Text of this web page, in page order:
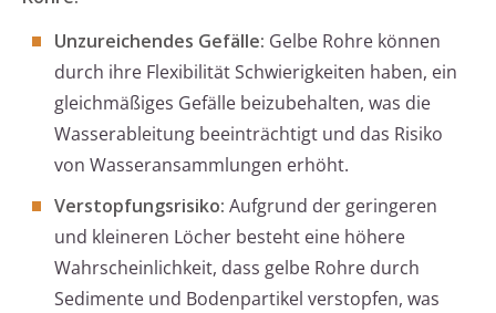
Unzureichendes Gefälle: Gelbe Rohre können
durch ihre Flexibilität Schwierigkeiten haben, ein
gleichmäßiges Gefälle beizubehalten, was die
Wasserableitung beeinträchtigt und das Risiko
von Wasseransammlungen erhöht.
Verstopfungsrisiko: Aufgrund der geringeren
und kleineren Löcher besteht eine höhere
Wahrscheinlichkeit, dass gelbe Rohre durch
Sedimente und Bodenpartikel verstopfen, was